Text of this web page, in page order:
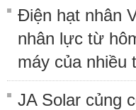
Điện hạt nhân
nhân lực từ
máy của nhiều
JA Solar củng